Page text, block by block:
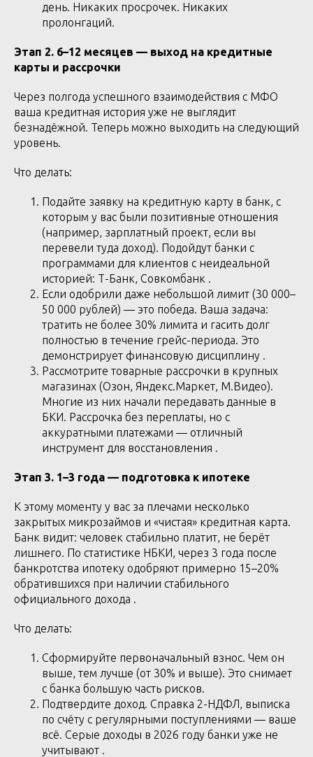
день. Никаких просрочек. Никаких
пролонгаций.
Этап 2. 6–12 месяцев — выход на кредитные
карты и рассрочки
Через полгода успешного взаимодействия с МФО
ваша кредитная история уже не выглядит
безнадёжной. Теперь можно выходить на следующий
уровень.
Что делать:
Подайте заявку на кредитную карту в банк, с
которым у вас были позитивные отношения
(например, зарплатный проект, если вы
перевели туда доход). Подойдут банки с
программами для клиентов с неидеальной
историей: Т-Банк, Совкомбанк .
Если одобрили даже небольшой лимит (30 000–
50 000 рублей) — это победа. Ваша задача:
тратить не более 30% лимита и гасить долг
полностью в течение грейс-периода. Это
демонстрирует финансовую дисциплину .
Рассмотрите товарные рассрочки в крупных
магазинах (Озон, Яндекс.Маркет, М.Видео).
Многие из них начали передавать данные в
БКИ. Рассрочка без переплаты, но с
аккуратными платежами — отличный
инструмент для восстановления .
Этап 3. 1–3 года — подготовка к ипотеке
К этому моменту у вас за плечами несколько
закрытых микрозаймов и «чистая» кредитная карта.
Банк видит: человек стабильно платит, не берёт
лишнего. По статистике НБКИ, через 3 года после
банкротства ипотеку одобряют примерно 15–20%
обратившихся при наличии стабильного
официального дохода .
Что делать:
Сформируйте первоначальный взнос. Чем он
выше, тем лучше (от 30% и выше). Это снимает
с банка большую часть рисков.
Подтвердите доход. Справка 2-НДФЛ, выписка
по счёту с регулярными поступлениями — ваше
всё. Серые доходы в 2026 году банки уже не
учитывают .